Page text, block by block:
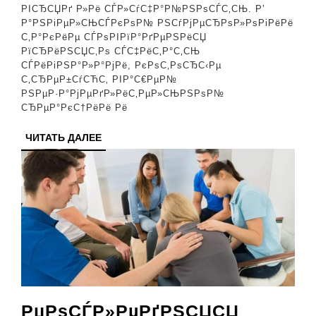
РІСЂРµРјСЏ
РЅР°
С‡Р°СЃР°С…
18:18
СЃС‚Р°СЂРѕРµ
РІСЂСЏРґ Р»Рё СЃР»СѓС‡Р°Р№РЅРѕСЃС‚СЊ. Р’
Р°РЅРіРµР»СЊСЃРєРѕР№ РЅСѓРјРµСЂРѕР»РѕРіРёРё
С‚Р°РєРёРµ СЃРѕРІРїР°РґРµРЅРёСЏ
РїСЂРёРЅСЏС‚Рѕ СЃС‡РёС‚Р°С‚СЊ
СЃРёРіРЅР°Р»Р°РјРё, РєРѕС‚РѕСЂС‹Рµ
С‚СЂРµР±СѓСЋС‚ РІР°С€РµР№
РЅРµР·Р°РјРµРґР»РёС‚РµР»СЊРЅРѕР№
СЂРµР°РєС†РёРё Рё
ЧИТАТЬ ДАЛЕЕЧИТАТЬ
ДАЛЕЕ
РџРѕСЃР»РµРґРЅСЏСЏ